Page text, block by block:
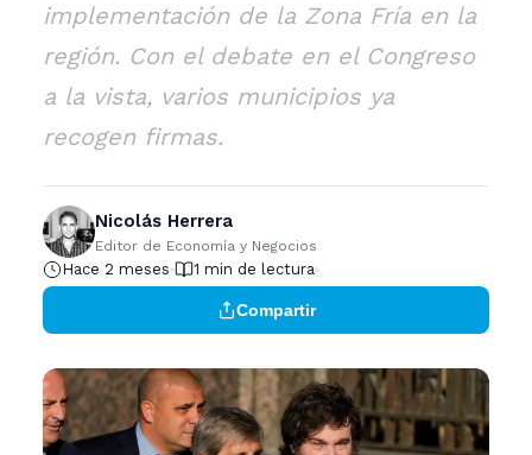
implementación de la Zona Fría en la
región. Con el debate en el Congreso
a la vista, varios municipios ya
recogen firmas.
Nicolás Herrera
Editor de Economía y Negocios
Hace 2 meses 1 min de lectura
Compartir